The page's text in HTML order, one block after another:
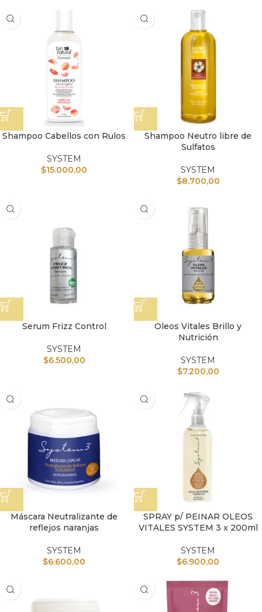
Shampoo Cabellos con Rulos
SYSTEM
$15.000,00
Shampoo Neutro libre de
Sulfatos
SYSTEM
$8.700,00
Serum Frizz Control
SYSTEM
$6.500,00
Oleos Vitales Brillo y
Nutrición
SYSTEM
$7.200,00
Máscara Neutralizante de
reflejos naranjas
SYSTEM
$6.600,00
SPRAY p/ PEINAR OLEOS
VITALES SYSTEM 3 x 200ml
SYSTEM
$6.900,00